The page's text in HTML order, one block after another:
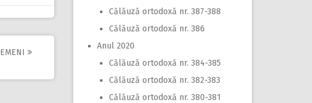
Călăuză ortodoxă nr. 387-388
Călăuză ortodoxă nr. 386
Anul 2020
Călăuză ortodoxă nr. 384-385
Călăuză ortodoxă nr. 382-383
Călăuză ortodoxă nr. 380-381